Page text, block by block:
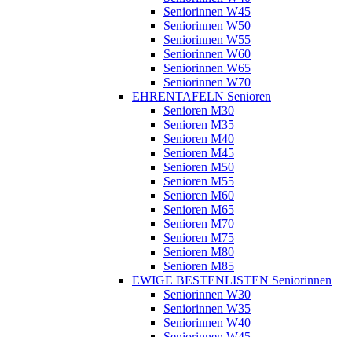
Seniorinnen W45
Seniorinnen W50
Seniorinnen W55
Seniorinnen W60
Seniorinnen W65
Seniorinnen W70
EHRENTAFELN Senioren
Senioren M30
Senioren M35
Senioren M40
Senioren M45
Senioren M50
Senioren M55
Senioren M60
Senioren M65
Senioren M70
Senioren M75
Senioren M80
Senioren M85
EWIGE BESTENLISTEN Seniorinnen
Seniorinnen W30
Seniorinnen W35
Seniorinnen W40